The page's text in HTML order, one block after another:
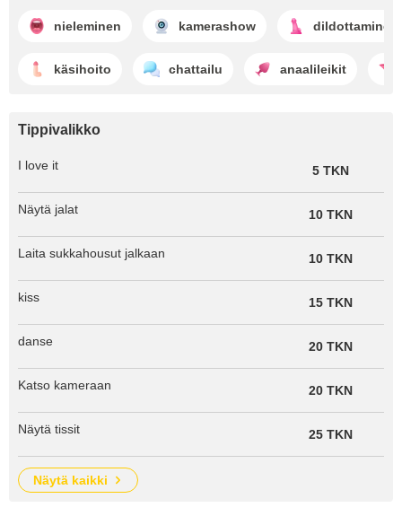
nieleminen kamerashow dildottaminen
käsihoito chattailu anaalileikit
Tippivalikko
I love it 5 TKN
Näytä jalat 10 TKN
Laita sukkahousut jalkaan 10 TKN
kiss 15 TKN
danse 20 TKN
Katso kameraan 20 TKN
Näytä tissit 25 TKN
näytä kaikki